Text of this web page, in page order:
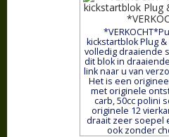
kickstartblok Plug &
volledig draaiende
dit blok in
link naar u van
Het is een
met originele
carb, 50cc polini
originele 12
draait zeer soepel
ook zonder